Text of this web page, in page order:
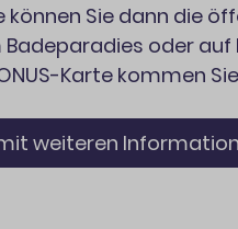
können Sie dann die
oder
Karte kommen
mit weiteren